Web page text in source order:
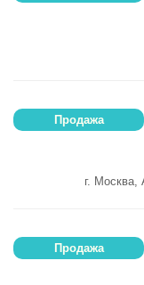
Продажа
г. Москва,
Продажа